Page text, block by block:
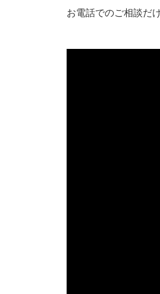
お電話でのご相談だ